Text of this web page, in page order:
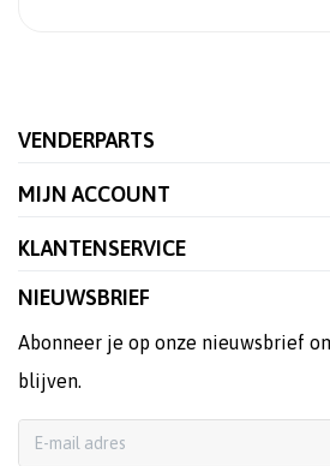
VENDERPARTS
MIJN ACCOUNT
KLANTENSERVICE
NIEUWSBRIEF
Abonneer je op onze nieuwsbrief
blijven.